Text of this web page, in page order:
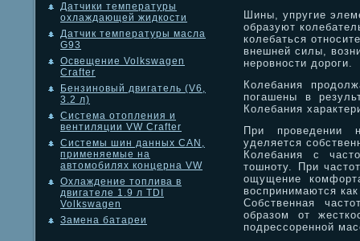
Датчики температуры
охлаждающей жидкости
Датчик температуры масла
G93
Освещение Volkswagen
Crafter
Бензиновый двигатель (V6,
3.2 л)
Система отопления и
вентиляции VW Crafter
Системы шин данных CAN,
применяемые на
автомобилях концерна VW
Охлаждение топлива в
двигателе 1.9 л TDI
Volkswagen
Замена батареи
Шины, упругие
образуют
колебаться
внешней силы,
неровности дороги.
Колебания
погашены в
Колебания
При проведении
уделяется
Колебания с
тошноту. При
ощущение
воспринимаются
Собственная
образом от
подрессоренной